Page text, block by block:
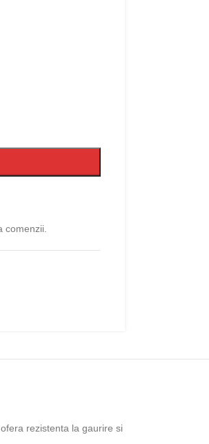
comenzii.
rezistenta la gaurire si